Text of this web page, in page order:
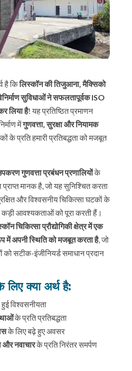
है किलिस्कॉन की तिजुआना, मैक्सिको
सुविधाओं ने सफलतापूर्वक ISO
लिया है! यह प्रतिष्ठित प्रमाणन
मेंगुणवत्ता, सुरक्षा और नियामक
के प्रति हमारी प्रतिबद्धता को मजबूत
गुणवत्ता प्रबंधन प्रणालियोंके
प्राप्त मानक है, जो यह सुनिश्चित करता
और विश्वसनीय चिकित्सा घटकों के
आवश्यकताओं को पूरा करती हैं।
चिकित्सा प्रौद्योगिकी क्षेत्र में एक
में अपनी स्थिति को मजबूत करता है, जो
को सटीक-इंजीनियर्ड समाधान प्रदान
क्या अर्थ है:
विश्वसनीयता
के प्रति प्रतिबद्धता
के लिए बढ़े हुए अवसर
और नवाचारके प्रति निरंतर समर्पण